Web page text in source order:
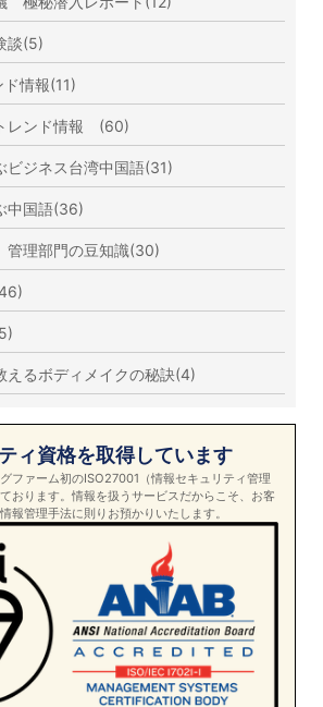
談(5)
情報(11)
レンド情報 (60)
ビジネス台湾中国語(31)
中国語(36)
管理部門の豆知識(30)
えるボディメイクの秘訣(4)
ィ資格を取得しています
ファーム初のISO27001（情報セキュリティ管理
おります。情報を扱うサービスだからこそ、お客
報管理手法に則りお預かりいたします。